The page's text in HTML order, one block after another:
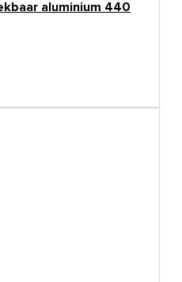
aluminium 440